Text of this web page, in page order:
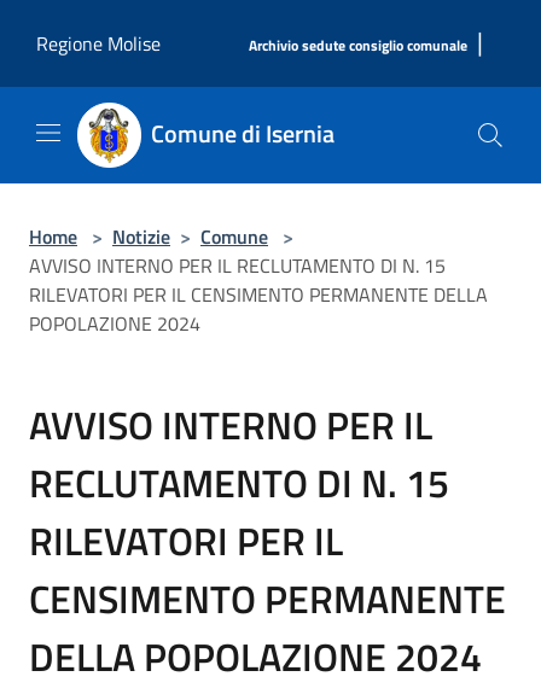
Regione Molise
Archivio sedute consiglio comunale |
Comune di Isernia
Home > Notizie > Comune >
AVVISO INTERNO PER IL RECLUTAMENTO DI N. 15
RILEVATORI PER IL CENSIMENTO PERMANENTE DELLA
POPOLAZIONE 2024
AVVISO INTERNO PER IL
RECLUTAMENTO DI N. 15
RILEVATORI PER IL
CENSIMENTO PERMANENTE
DELLA POPOLAZIONE 2024